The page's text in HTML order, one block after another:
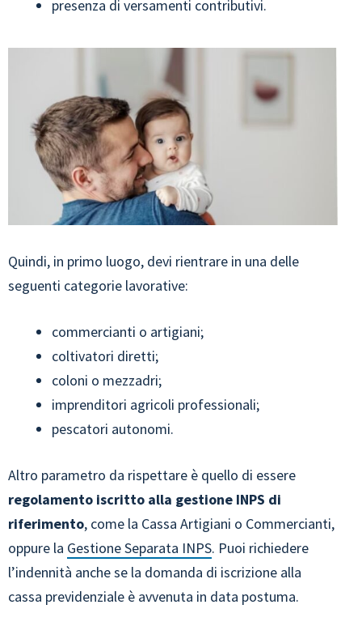
presenza di versamenti contributivi.
Quindi, in primo luogo, devi rientrare in una delle
seguenti categorie lavorative:
commercianti o artigiani;
coltivatori diretti;
coloni o mezzadri;
imprenditori agricoli professionali;
pescatori autonomi.
Altro parametro da rispettare è quello di essere
regolamento iscritto alla gestione INPS di
riferimento, come la Cassa Artigiani o Commercianti,
oppure la Gestione Separata INPS. Puoi richiedere
l’indennità anche se la domanda di iscrizione alla
cassa previdenziale è avvenuta in data postuma.